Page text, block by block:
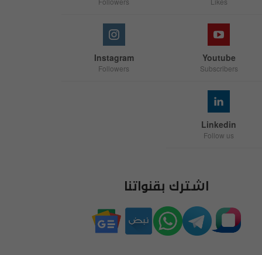
Youtube
Subscribers
Instagram
Followers
Linkedin
Follow us
اشترك بقنواتنا